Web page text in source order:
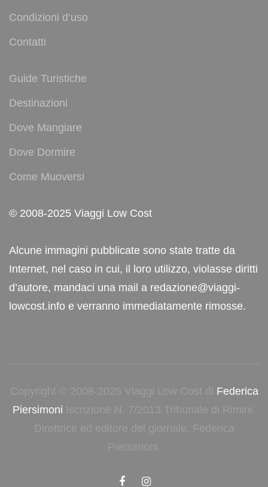
Condizioni d’uso
Contatti
Guide Turistiche
Destinazioni
Dove Mangiare
Dove Dormire
Come Muoversi
© 2008-2025 Viaggi Low Cost
Alcune immagini pubblicate sono state tratte da
Internet, nel caso in cui, il loro utilizzo, violasse diritti
d’autore, mandaci una mail a redazione@viaggi-
lowcost.info e verranno immediatamente rimosse.
Copyright © 2008-2025 Viaggi Low Cost di Federica
Piersimoni Iscrizione N. 7/2013 Tribunale di Rimini.
Direttrice ed editore del giornale, Federica
Piersimoni.